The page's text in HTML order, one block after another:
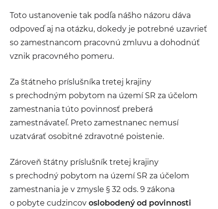
Toto ustanovenie tak podľa nášho názoru dáva
odpoveď aj na otázku, dokedy je potrebné uzavrieť
so zamestnancom pracovnú zmluvu a dohodnúť
vznik pracovného pomeru.
Za štátneho príslušníka tretej krajiny
s prechodným pobytom na území SR za účelom
zamestnania túto povinnosť preberá
zamestnávateľ. Preto zamestnanec nemusí
uzatvárať osobitné zdravotné poistenie.
Zároveň štátny príslušník tretej krajiny
s prechodný pobytom na území SR za účelom
zamestnania je v zmysle § 32 ods. 9 zákona
o pobyte cudzincov oslobodený od povinnosti